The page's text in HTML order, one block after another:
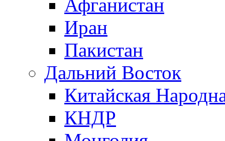
Афганистан
Иран
Пакистан
Дальний Восток
Китайская
КНДР